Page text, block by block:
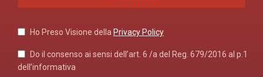
Ho Preso Visione della Privacy Policy
Do il consenso ai sensi dell’art. 6 /a del Reg. 679/2016 al p.1
dell’informativa